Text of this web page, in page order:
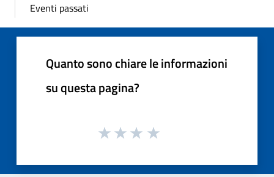
Eventi passati
Quanto sono chiare le informazioni
su questa pagina?